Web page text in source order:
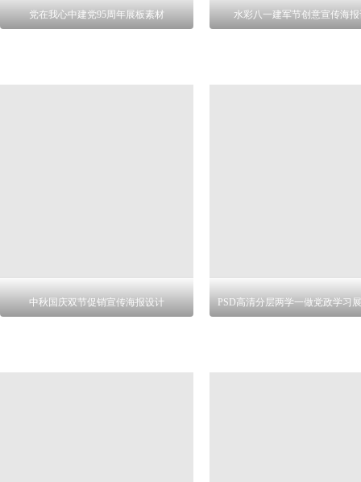
党在我心中建党95周年展板素材 水彩八一建军节创意宣传海
中秋国庆双节促销宣传海报设计